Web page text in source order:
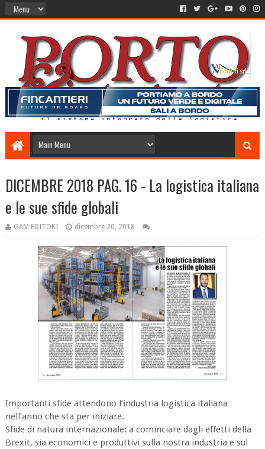
DICEMBRE 2018 PAG. 16 - La logistica italiana
e le sue sfide globali
GAM EDITORI dicembre 20, 2018
Importanti sfide attendono l’industria logistica italiana
nell’anno che sta per iniziare.
Sfide di natura internazionale: a cominciare dagli effetti della
Brexit, sia economici e produttivi sulla nostra industria e sul